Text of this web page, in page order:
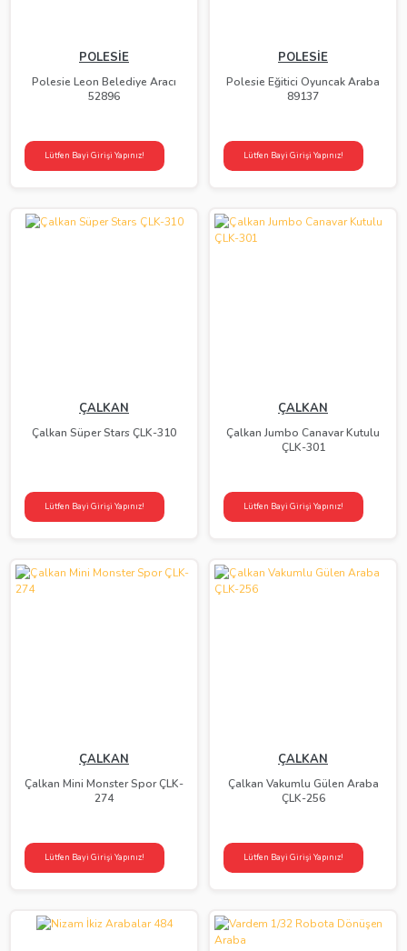
POLESİE
Polesie Leon Belediye Aracı
52896
Lütfen Bayi Girişi Yapınız!
POLESİE
Polesie Eğitici Oyuncak Araba
89137
Lütfen Bayi Girişi Yapınız!
ÇALKAN
Çalkan Süper Stars ÇLK-310
Lütfen Bayi Girişi Yapınız!
ÇALKAN
Çalkan Jumbo Canavar Kutulu
ÇLK-301
Lütfen Bayi Girişi Yapınız!
ÇALKAN
Çalkan Mini Monster Spor ÇLK-
274
Lütfen Bayi Girişi Yapınız!
ÇALKAN
Çalkan Vakumlu Gülen Araba
ÇLK-256
Lütfen Bayi Girişi Yapınız!